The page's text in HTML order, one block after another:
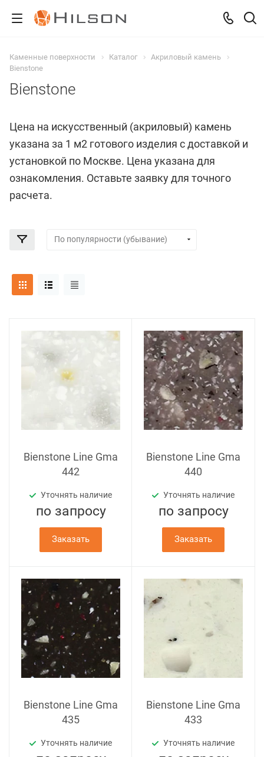
Каменные поверхности Каталог
Акриловый камень
Bienstone
Bienstone
Цена на искусственный (акриловый) камень
указана за 1 м2 готового изделия с доставкой и
установкой по Москве. Цена указана для
ознакомления. Оставьте заявку для точного
расчета.
Bienstone Line Gma
442
Уточнять наличие
по запросу
Заказать
Bienstone Line Gma
440
Уточнять наличие
по запросу
Заказать
Bienstone Line Gma
435
Уточнять наличие
Bienstone Line Gma
433
Уточнять наличие